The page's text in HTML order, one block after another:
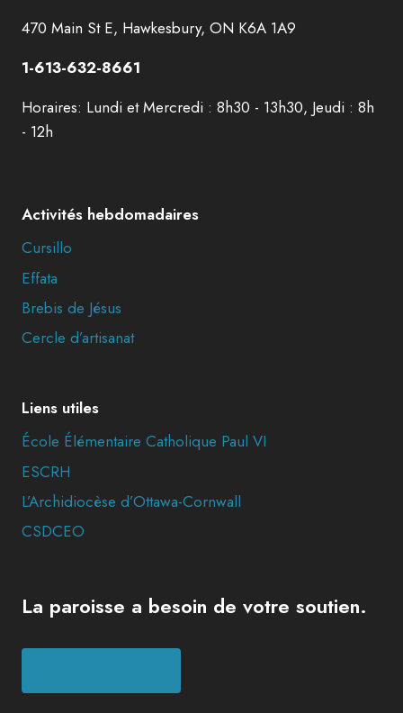
470 Main St E, Hawkesbury, ON K6A 1A9
1-613-632-8661
Horaires: Lundi et Mercredi : 8h30 - 13h30, Jeudi : 8h
- 12h
Activités hebdomadaires
Cursillo
Effata
Brebis de Jésus
Cercle d’artisanat
Liens utiles
École Élémentaire Catholique Paul VI
ESCRH
L’Archidiocèse d’Ottawa-Cornwall
CSDCEO
La paroisse a besoin de votre soutien.